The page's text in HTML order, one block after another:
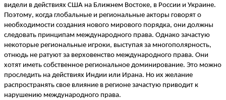
видели в действиях США на Ближнем Востоке, в России и Украине.
Поэтому, когда глобальные и региональные акторы говорят о
необходимости создания нового мирового порядка, они должны
следовать принципам международного права. Однако зачастую
некоторые региональные игроки, выступая за многополярность,
отнюдь не ратуют за верховенство международного права. Они
хотят иметь собственное региональное доминирование. Это можно
проследить на действиях Индии или Ирана. Но их желание
распространять свое влияние в регионе зачастую приводит к
нарушению международного права.